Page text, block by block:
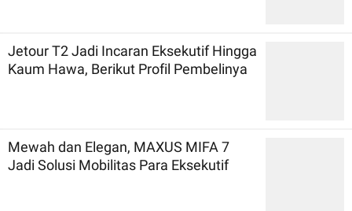
Jetour T2 Jadi Incaran Eksekutif Hingga
Kaum Hawa, Berikut Profil Pembelinya
Mewah dan Elegan, MAXUS MIFA 7
Jadi Solusi Mobilitas Para Eksekutif